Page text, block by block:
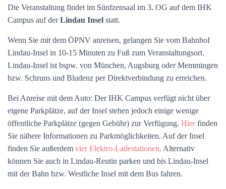
Die Veranstaltung findet im Sünfzensaal im 3. OG auf dem IHK
Campus auf derLindau Insel statt.
Wenn Sie mit dem ÖPNV anreisen, gelangen Sie vom Bahnhof
Lindau-Insel in 10-15 Minuten zu Fuß zum Veranstaltungsort.
Lindau-Insel ist bspw. von München, Augsburg oder Memmingen
bzw. Schruns und Bludenz per Direktverbindung zu erreichen.
Bei Anreise mit dem Auto: Der IHK Campus verfügt nicht über
eigene Parkplätze, auf der Insel stehen jedoch einige wenige
öffentliche Parkplätze (gegen Gebühr) zur Verfügung. Hierfinden
Sie nähere Informationen zu Parkmöglichkeiten. Auf der Insel
finden Sie außerdem vier Elektro-Ladestationen. Alternativ
können Sie auch in Lindau-Reutin parken und bis Lindau-Insel
mit der Bahn bzw. Westliche Insel mit dem Bus fahren.